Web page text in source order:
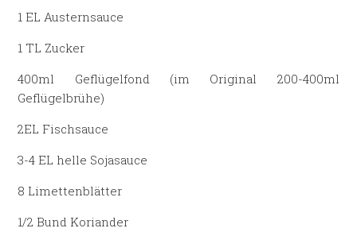
1 EL Austernsauce
1 TL Zucker
400ml Geflügelfond (im Original 200-400ml
Geflügelbrühe)
2EL Fischsauce
3-4 EL helle Sojasauce
8 Limettenblätter
1/2 Bund Koriander